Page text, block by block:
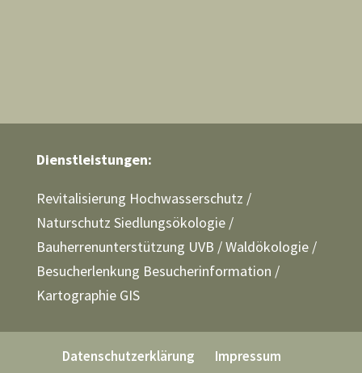
Dienstleistungen:
Revitalisierung Hochwasserschutz /
Naturschutz Siedlungsökologie/
Bauherrenunterstützung UVB /Waldökologie/
Besucherlenkung Besucherinformation /
Kartographie GIS
Datenschutzerklärung Impressum